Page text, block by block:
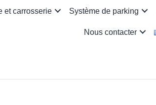
et carrosserie Système de parking
Nous contacter